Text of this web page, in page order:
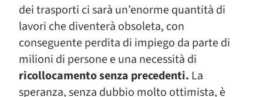
dei trasporti ci sarà un’enorme quantità di
lavori che diventerà obsoleta, con
conseguente perdita di impiego da parte di
milioni di persone e una necessità di
ricollocamento senza precedenti. La
speranza, senza dubbio molto ottimista, è